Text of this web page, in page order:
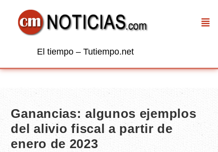
El tiempo – Tutiempo.net
Ganancias: algunos ejemplos
del alivio fiscal a partir de
enero de 2023